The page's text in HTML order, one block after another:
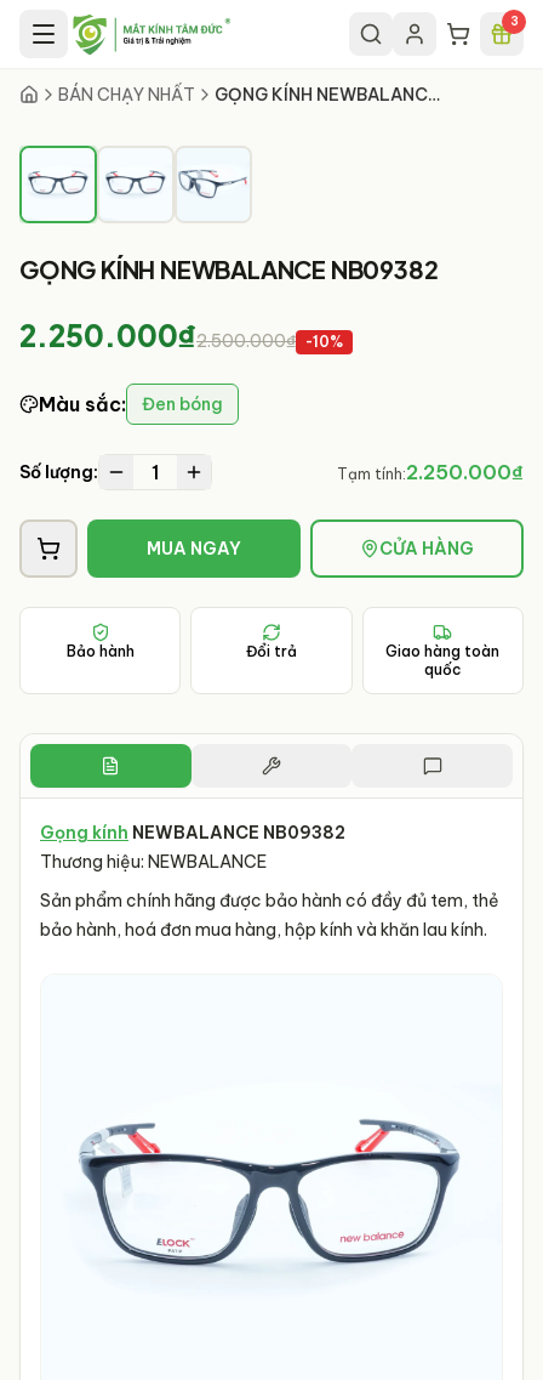
Chuyển đến nội dung chính 3
BÁN CHẠY NHẤT GỌNG KÍNH NEWBALANCE NB09382
GỌNG KÍNH NEWBALANCE NB09382
2.250.000₫2.500.000₫ -10%
Màu sắc: Đen bóng
Số lượng: 1 Tạm tính:2.250.000₫
MUA NGAY CỬA HÀNG
Bảo hành Đổi trả
Giao hàng toàn
quốc
Gọng kính NEWBALANCE NB09382
Thương hiệu: NEWBALANCE
Sản phẩm chính hãng được bảo hành có đầy đủ tem, thẻ
bảo hành, hoá đơn mua hàng, hộp kính và khăn lau kính.